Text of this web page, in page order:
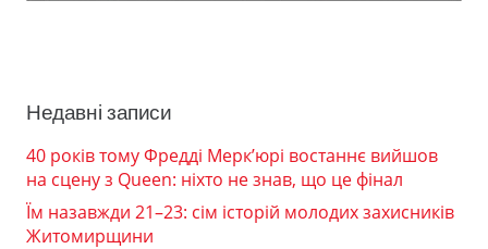
Недавні записи
40 років тому Фредді Мерк’юрі востаннє вийшов
на сцену з Queen: ніхто не знав, що це фінал
Їм назавжди 21–23: сім історій молодих захисників
Житомирщини